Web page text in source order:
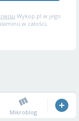
Wykop.pl w jego
w całości,
Mikroblog